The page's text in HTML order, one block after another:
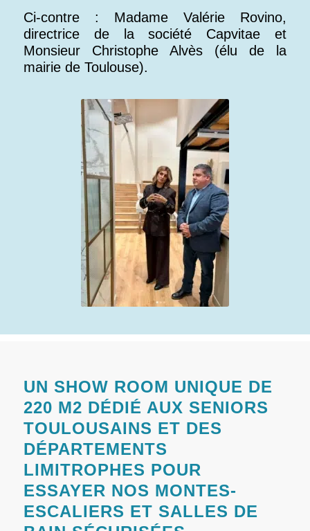
Ci-contre : Madame Valérie Rovino,
directrice de la société Capvitae et
Monsieur Christophe Alvès (élu de la
mairie de Toulouse).
UN SHOW ROOM UNIQUE DE
220 M2 DÉDIÉ AUX SENIORS
TOULOUSAINS ET DES
DÉPARTEMENTS
LIMITROPHES POUR
ESSAYER NOS MONTES-
ESCALIERS ET SALLES DE